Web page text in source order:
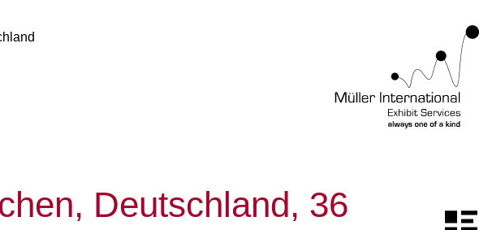
Deutschland, 36